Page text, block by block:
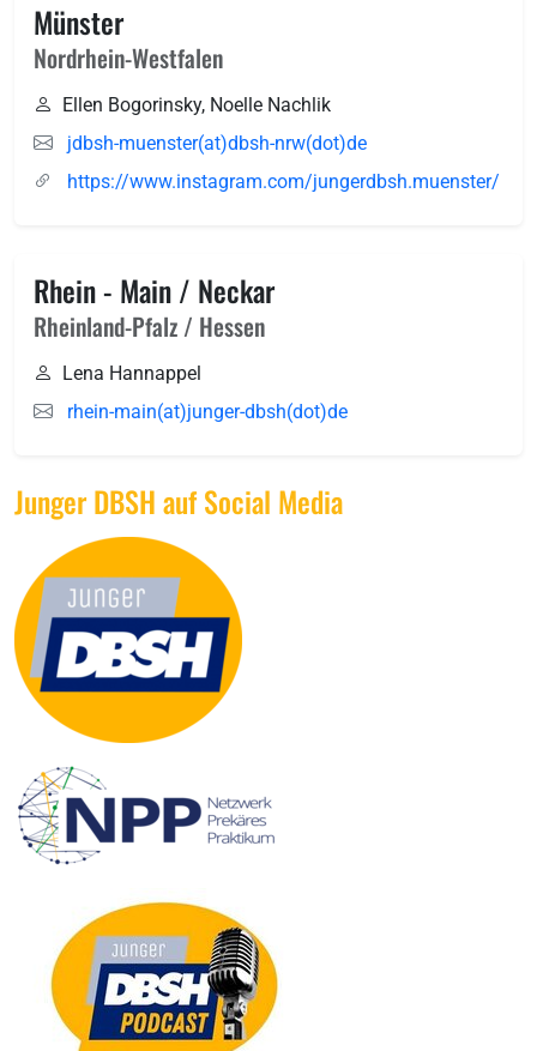
Münster
Nordrhein-Westfalen
Ellen Bogorinsky, Noelle Nachlik
jdbsh-muenster(at)dbsh-nrw(dot)de
https://www.instagram.com/jungerdbsh.muenster/
Rhein - Main / Neckar
Rheinland-Pfalz / Hessen
Lena Hannappel
rhein-main(at)junger-dbsh(dot)de
Junger DBSH auf Social Media